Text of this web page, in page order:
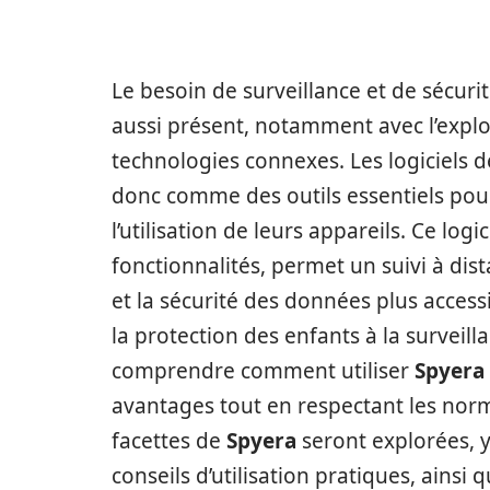
Le besoin de surveillance et de
aussi présent, notamment avec
technologies connexes. Les logiciels
donc comme des outils essentiels
l’utilisation de leurs appareils. Ce
fonctionnalités, permet un suivi à
et la sécurité des données plus
la protection des enfants à la
comprendre comment utiliserSpyera
avantages tout en respectant les
facettes de Spyera seront explorées,
conseils d’utilisation pratiques, ainsi